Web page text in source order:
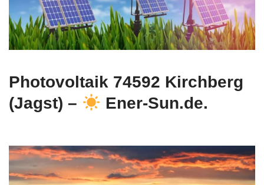
Photovoltaik 74592 Kirchberg
(Jagst) –
Ener-Sun.de.